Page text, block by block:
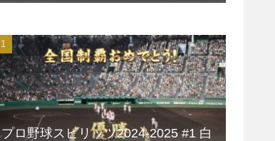
プロ野球スピリッツ2024-2025 #1 白